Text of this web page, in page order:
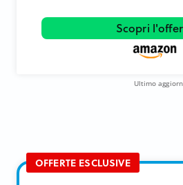
Scopri
Ultimo
OFFERTE ESCLUSIVE